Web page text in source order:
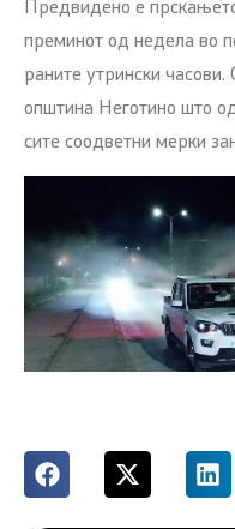
Предвидено е
преминот од недела во
раните утрински часови.
општина Неготино што
сите соодветни мерки